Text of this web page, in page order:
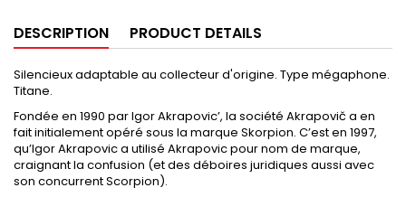
DESCRIPTION PRODUCT DETAILS
Silencieux adaptable au collecteur d'origine. Type mégaphone.
Titane.
Fondée en 1990 par Igor Akrapovic’, la société Akrapovič a en
fait initialement opéré sous la marque Skorpion. C’est en 1997,
qu’Igor Akrapovic a utilisé Akrapovic pour nom de marque,
craignant la confusion (et des déboires juridiques aussi avec
son concurrent Scorpion).